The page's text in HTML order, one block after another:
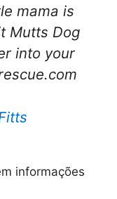
mama is
Mutts Dog
into your
informações